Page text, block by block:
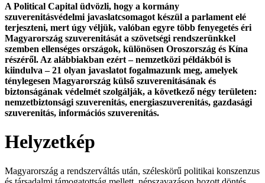
A Political Capital üdvözli, hogy a kormány
szuverenitásvédelmi javaslatcsomagot készül a parlament elé
terjeszteni, mert úgy véljük, valóban egyre több fenyegetés éri
Magyarország szuverenitását a szövetségi rendszerünkkel
szemben ellenséges országok, különösen Oroszország és Kína
részéről. Az alábbiakban ezért – nemzetközi példákból is
kiindulva – 21 olyan javaslatot fogalmazunk meg, amelyek
ténylegesen Magyarország külső szuverenitásának és
biztonságának védelmét szolgálják, a következő négy területen:
nemzetbiztonsági szuverenitás, energiaszuverenitás, gazdasági
szuverenitás, információs szuverenitás.
Helyzetkép
Magyarország a rendszerváltás után, széleskörű politikai konszenzus